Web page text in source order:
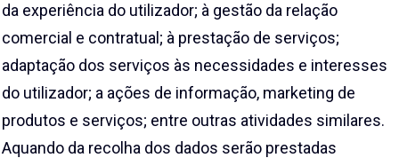
da experiência do utilizador; à gestão da relação
comercial e contratual; à prestação de serviços;
adaptação dos serviços às necessidades e interesses
do utilizador; a ações de informação, marketing de
produtos e serviços; entre outras atividades similares.
Aquando da recolha dos dados serão prestadas